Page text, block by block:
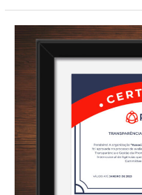
ASSOCIAÇÃO
CORNELIA
RECERTIFICADA
PHOMENTA